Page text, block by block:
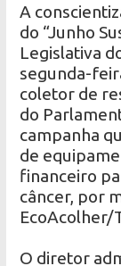
A
do “Junho
Legislativa
segunda-
coletor de
do
campanha
de
financeiro
câncer, por
EcoAcolher/
O diretor